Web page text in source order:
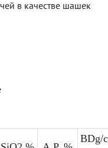
в качестве шашек
BDg/